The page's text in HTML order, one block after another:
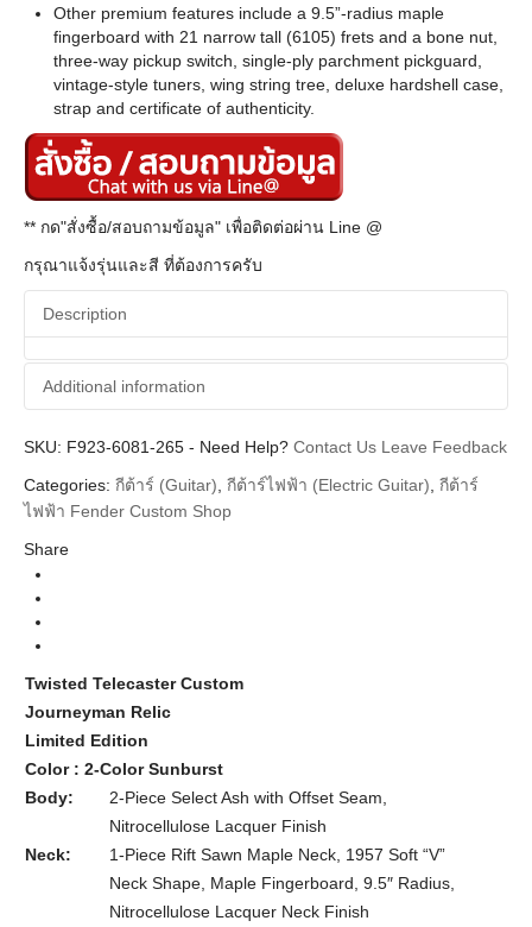
Other premium features include a 9.5”-radius maple
fingerboard with 21 narrow tall (6105) frets and a bone nut,
three-way pickup switch, single-ply parchment pickguard,
vintage-style tuners, wing string tree, deluxe hardshell case,
strap and certificate of authenticity.
** กด"สั่งซื้อ/สอบถามข้อมูล" เพื่อติดต่อผ่าน Line @
กรุณาแจ้งรุ่นและสี ที่ต้องการครับ
Description
Additional information
Additional information
Brands Fender Custom Shop
SKU: F923-6081-265 - Need Help? Contact Us Leave Feedback
Categories: กีต้าร์ (Guitar) กีต้าร์ไฟฟ้า (Electric Guitar) กีต้าร์
ไฟฟ้า Fender Custom Shop
Share
Twisted Telecaster Custom
Journeyman Relic
Limited Edition
Color : 2-Color Sunburst
Body:
2-Piece Select Ash with Offset Seam,
Nitrocellulose Lacquer Finish
Neck:
1-Piece Rift Sawn Maple Neck, 1957 Soft “V”
Neck Shape, Maple Fingerboard, 9.5″ Radius,
Nitrocellulose Lacquer Neck Finish